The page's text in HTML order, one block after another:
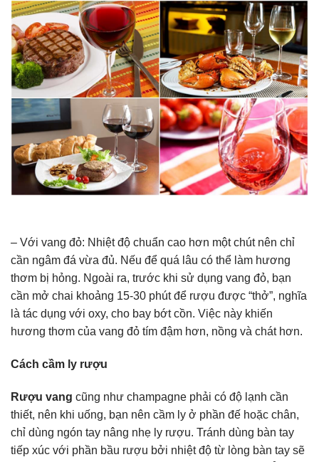
– Với vang đỏ: Nhiệt độ chuẩn cao hơn một chút nên chỉ
cần ngâm đá vừa đủ. Nếu để quá lâu có thể làm hương
thơm bị hỏng. Ngoài ra, trước khi sử dụng vang đỏ, bạn
cần mở chai khoảng 15-30 phút để rượu được “thở”, nghĩa
là tác dụng với oxy, cho bay bớt cồn. Việc này khiến
hương thơm của vang đỏ tím đậm hơn, nồng và chát hơn.
Cách cầm ly rượu
Rượu vang cũng như champagne phải có độ lạnh cần
thiết, nên khi uống, bạn nên cầm ly ở phần đế hoặc chân,
chỉ dùng ngón tay nâng nhẹ ly rượu. Tránh dùng bàn tay
tiếp xúc với phần bầu rượu bởi nhiệt độ từ lòng bàn tay sẽ